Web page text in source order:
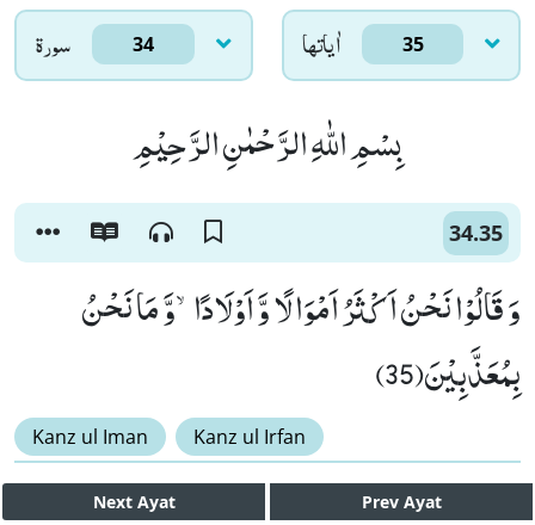
سورۃ 34 اٰياتها 35
بِسْمِ اللّٰهِ الرَّحْمٰنِ الرَّحِیْمِ
34.35
وَ قَالُوْا نَحْنُ اَكْثَرُ اَمْوَالًا وَّ اَوْلَادًاۙ-وَّ مَا نَحْنُ
بِمُعَذَّبِیْنَ(35)
Kanz ul Iman Kanz ul Irfan
Next Ayat Prev Ayat